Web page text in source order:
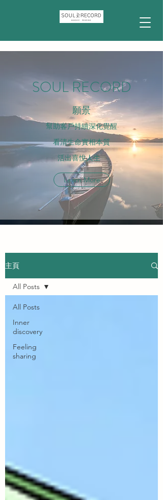
SOUL RECORD
願景
幫助客戶持續深化覺醒
看清生命實相本質
活出喜悅人生
Learn More
主頁
All Posts
Inner
discovery
Feeling
sharing
All Posts